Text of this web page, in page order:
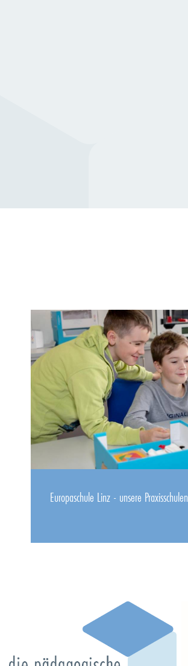
Europaschule Linz - unsere Praxisschulen